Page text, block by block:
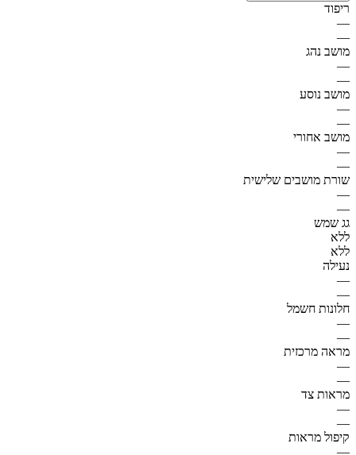
ריפוד
—
—
מושב נהג
—
—
מושב נוסע
—
—
מושב אחורי
—
—
שורת מושבים שלישית
—
—
גג שמש
ללא
ללא
נעילה
—
—
חלונות חשמל
—
—
מראה מרכזית
—
—
מראות צד
—
—
קיפול מראות
—